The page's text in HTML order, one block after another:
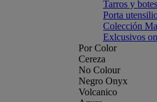
Tarros y botes
Porta
Colección
Exlcusivos
Por Color
Cereza
No Colour
Negro Onyx
Volcanico